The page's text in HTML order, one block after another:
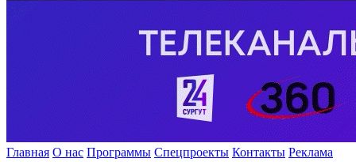
Главная О нас Программы Спецпроекты Контакты Реклама